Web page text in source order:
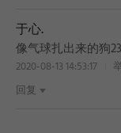
于心.
像气球扎出来的狗
2020-08-13 14:53:17
回复